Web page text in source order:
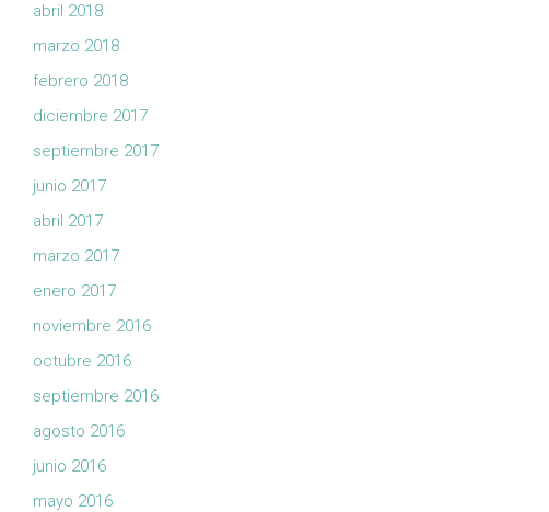
abril 2018
marzo 2018
febrero 2018
diciembre 2017
septiembre 2017
junio 2017
abril 2017
marzo 2017
enero 2017
noviembre 2016
octubre 2016
septiembre 2016
agosto 2016
junio 2016
mayo 2016